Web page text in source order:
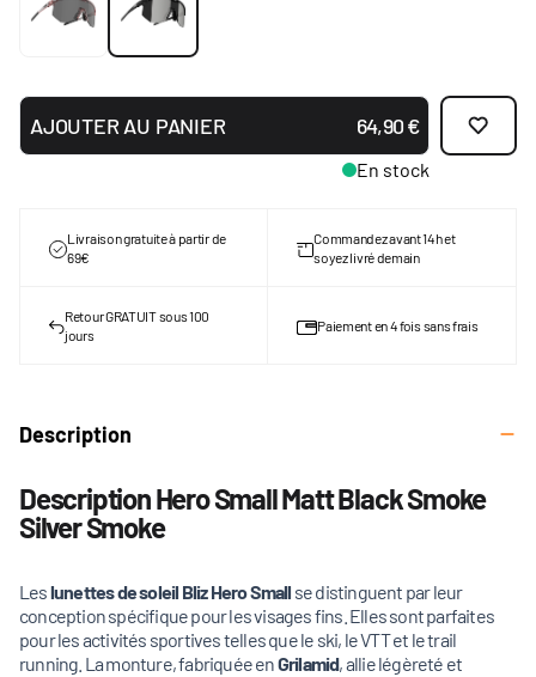
AJOUTER AU PANIER 64,90 €
En stock
Livraison gratuite à partir de
69€
Commandez avant 14h et
soyez livré demain
Retour GRATUIT sous 100
jours
Paiement en 4 fois sans frais
Description
Description Hero Small Matt Black Smoke
Silver Smoke
Leslunettes de soleil Bliz Hero Small se distinguent par leur
conception spécifique pour les visages fins. Elles sont parfaites
pour les activités sportives telles que le ski, le VTT et le trail
running. La monture, fabriquée enGrilamid, allie légèreté et